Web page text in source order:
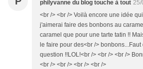
philyvanne du blog touche à tout 25/
<br /> <br /> Voilà encore une idée
j'aimerai faire des bonbons au
caramel que pour une tarte tatin !!
le faire pour des<br />
question !!LOL!<br /> <br /> <br />
<br /> <br /> <br /> <br />